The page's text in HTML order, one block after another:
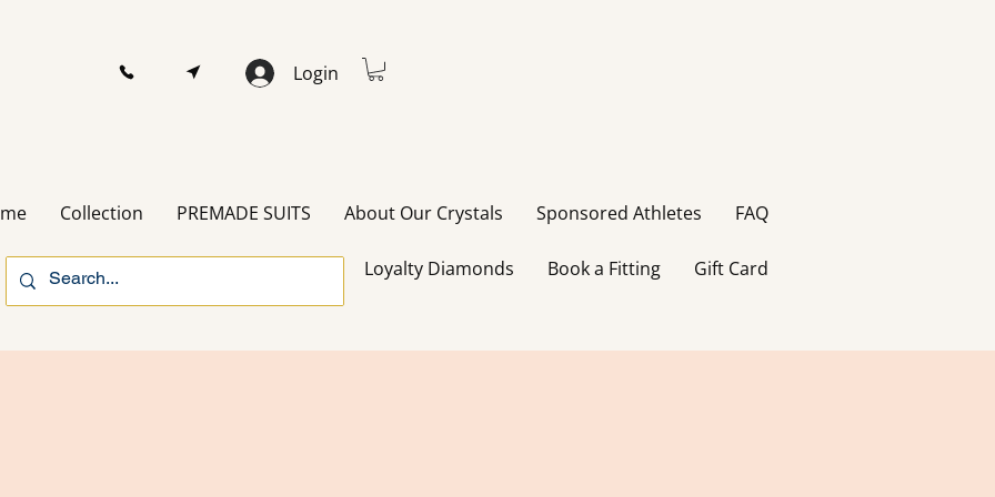
Login
Collection PREMADE SUITS About Our Crystals Sponsored Athletes FAQ
Loyalty Diamonds Book a Fitting Gift Card